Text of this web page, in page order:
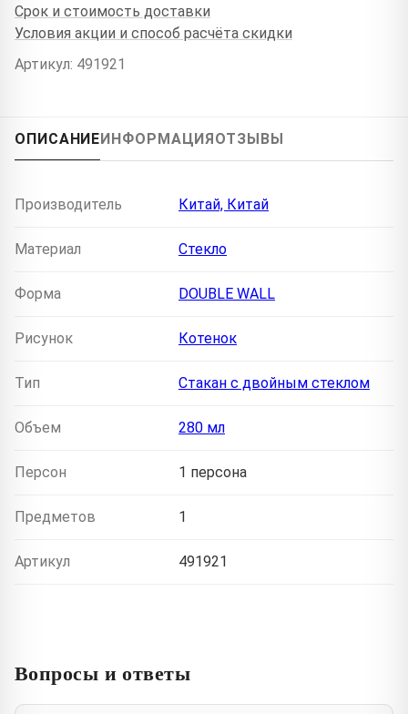
Срок и стоимость доставки
Условия акции и способ расчёта скидки
Артикул: 491921
ОПИСАНИЕИНФОРМАЦИЯОТЗЫВЫ
Производитель Китай, Китай
Материал Стекло
Форма DOUBLE WALL
Рисунок Котенок
Тип Стакан с двойным стеклом
Объем 280 мл
Персон 1 персона
Предметов 1
Артикул 491921
Вопросы и ответы